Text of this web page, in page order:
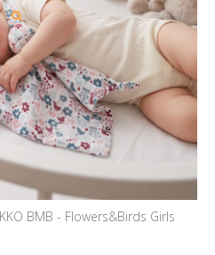
BMB - Flowers&Birds Girls